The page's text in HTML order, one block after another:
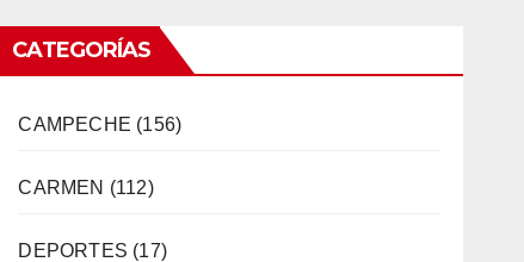
CATEGORÍAS
CAMPECHE (156)
CARMEN (112)
DEPORTES (17)